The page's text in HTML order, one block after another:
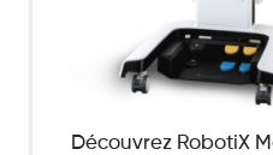
Découvrez RobotiX